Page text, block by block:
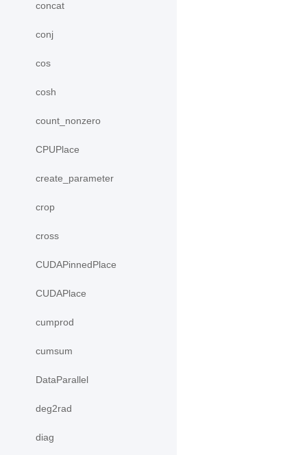
concat
conj
cos
cosh
count_nonzero
CPUPlace
create_parameter
crop
cross
CUDAPinnedPlace
CUDAPlace
cumprod
cumsum
DataParallel
deg2rad
diag